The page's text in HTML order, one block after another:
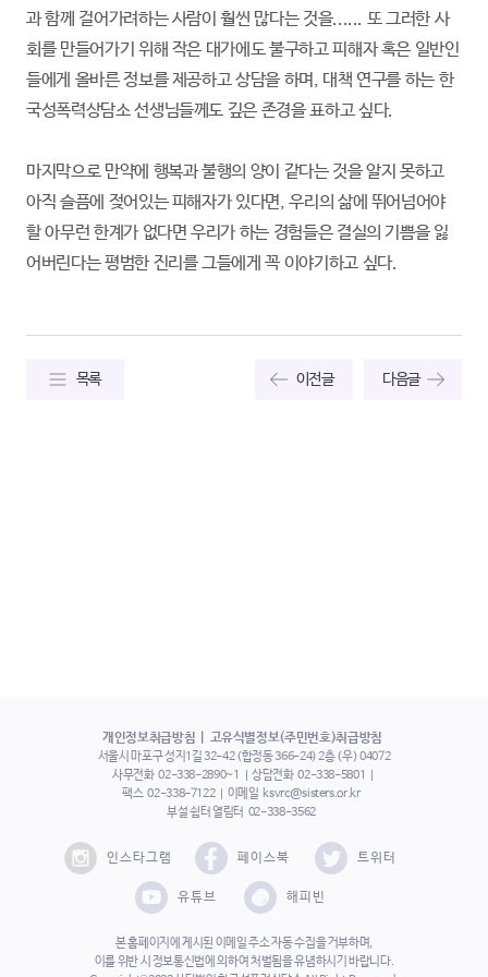
과 함께 걸어가려하는 사람이 훨씬 많다는 것을...... 또 그러한 사
회를 만들어가기 위해 작은 대가에도 불구하고 피해자 혹은 일반인
들에게 올바른 정보를 제공하고 상담을 하며, 대책 연구를 하는 한
국성폭력상담소 선생님들께도 깊은 존경을 표하고 싶다.
마지막으로 만약에 행복과 불행의 양이 같다는 것을 알지 못하고
아직 슬픔에 젖어있는 피해자가 있다면, 우리의 삶에 뛰어넘어야
할 아무런 한계가 없다면 우리가 하는 경험들은 결실의 기쁨을 잃
어버린다는 평범한 진리를 그들에게 꼭 이야기하고 싶다.
목록 이전글 다음글
개인정보취급방침 고유식별정보(주민번호)취급방침
서울시 마포구 성지1길 32-42 (합정동 366-24) 2층 (우) 04072
사무전화 02-338-2890~1 상담전화 02-338-5801
팩스 02-338-7122 이메일 ksvrc@sisters.or.kr
부설 쉼터 열림터 02-338-3562
인스타그램 페이스북 트위터
유튜브 해피빈
본 홈페이지에 게시된 이메일 주소 자동 수집을 거부하며,
이를 위반 시 정보통신법에 의하여 처벌됨을 유념하시기 바랍니다.